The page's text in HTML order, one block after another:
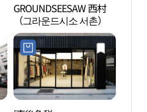
GROUNDSEESAW 西村
（그라운드시소 서촌）